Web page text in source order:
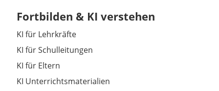
Fortbilden & KI verstehen
KI für Lehrkräfte
KI für Schulleitungen
KI für Eltern
KI Unterrichtsmaterialien